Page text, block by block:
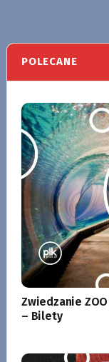
POLECANE
Zwiedzanie
– Bilety